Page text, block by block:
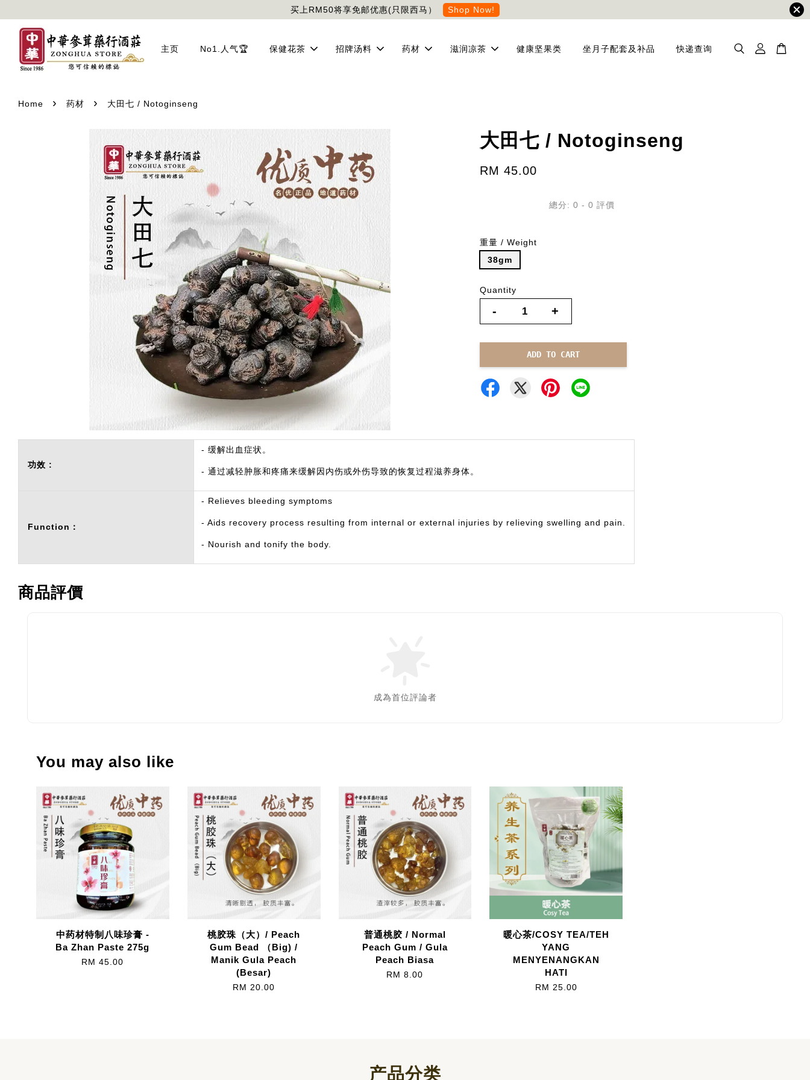
买上RM50将享免邮优惠(只限西马） Shop Now!
主页 No1.人气🏆 保健花茶 招牌汤料 药材 滋润凉茶 健康坚果类 坐月子配套及补品 快递查询
Home › 药材 › 大田七 / Notoginseng
大田七 / Notoginseng
RM 45.00
總分:0 -0 評價
重量 / Weight
38gm
Quantity
- +
ADD TO CART
功效 :
- 缓解出血症状。
- 通过减轻肿胀和疼痛来缓解因内伤或外伤导致的恢复过程滋养身体。
Function：
- Relieves bleeding symptoms
- Aids recovery process resulting from internal or external injuries by relieving swelling and pain.
- Nourish and tonify the body.
商品評價
成為首位評論者
You may also like
中药材特制八味珍膏 -
Ba Zhan Paste 275g
RM 45.00
桃胶珠（大）/ Peach
Gum Bead （Big) /
Manik Gula Peach
(Besar)
RM 20.00
普通桃胶 / Normal
Peach Gum / Gula
Peach Biasa
RM 8.00
暖心茶/COSY TEA/TEH
YANG
MENYENANGKAN
HATI
RM 25.00
产品分类